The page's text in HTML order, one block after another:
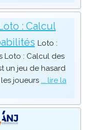
: Calcul
Loto :
Loto : Calcul des
un jeu de hasard
joueurs ... lire la